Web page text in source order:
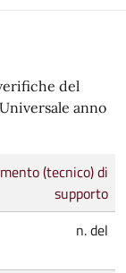
del
anno
(tecnico) di
supporto
n. del